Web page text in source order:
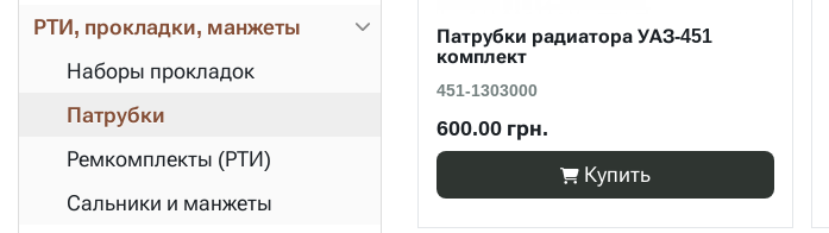
РТИ, прокладки, манжеты
Наборы прокладок
Патрубки
Ремкомплекты (РТИ)
Сальники и манжеты
Патрубки радиатора УАЗ-451
комплект
451-1303000
600.00 грн.
Купить